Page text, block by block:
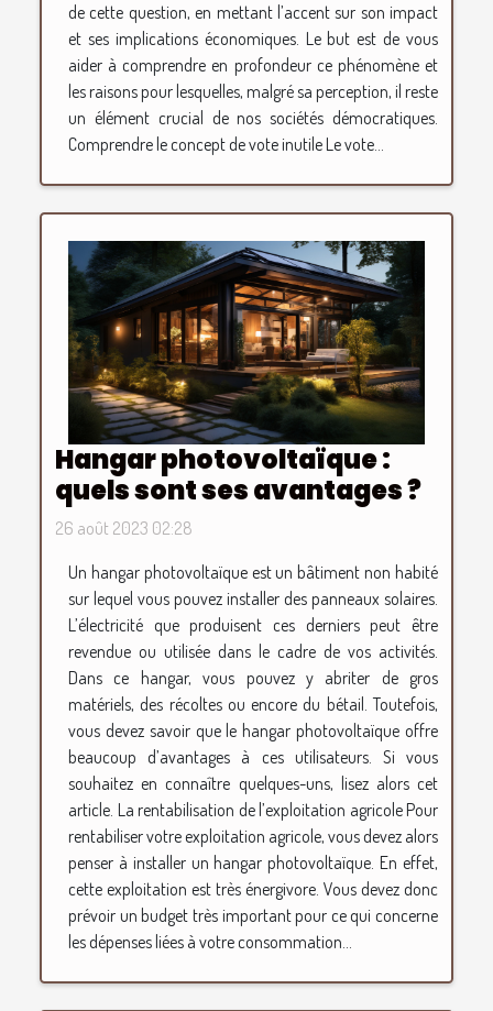
de cette question, en mettant l’accent sur son impact
et ses implications économiques. Le but est de vous
aider à comprendre en profondeur ce phénomène et
les raisons pour lesquelles, malgré sa perception, il reste
un élément crucial de nos sociétés démocratiques.
Comprendre le concept de vote inutile Le vote...
Hangar photovoltaïque :
quels sont ses avantages ?
26 août 2023 02:28
Un hangar photovoltaïque est un bâtiment non habité
sur lequel vous pouvez installer des panneaux solaires.
L’électricité que produisent ces derniers peut être
revendue ou utilisée dans le cadre de vos activités.
Dans ce hangar, vous pouvez y abriter de gros
matériels, des récoltes ou encore du bétail. Toutefois,
vous devez savoir que le hangar photovoltaïque offre
beaucoup d’avantages à ces utilisateurs. Si vous
souhaitez en connaître quelques-uns, lisez alors cet
article. La rentabilisation de l’exploitation agricole Pour
rentabiliser votre exploitation agricole, vous devez alors
penser à installer un hangar photovoltaïque. En effet,
cette exploitation est très énergivore. Vous devez donc
prévoir un budget très important pour ce qui concerne
les dépenses liées à votre consommation...